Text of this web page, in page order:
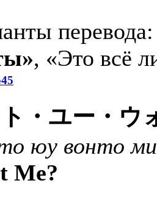
, «Это всё
ト・ユー・ウ
юу вонто
Me?